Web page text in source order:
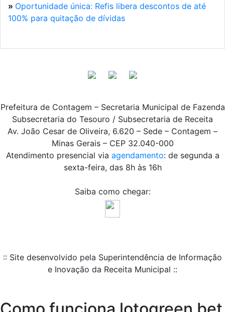
» Oportunidade única: Refis libera descontos de até
100% para quitação de dívidas
Prefeitura de Contagem – Secretaria Municipal de Fazenda
Subsecretaria do Tesouro / Subsecretaria de Receita
Av. João Cesar de Oliveira, 6.620 – Sede – Contagem –
Minas Gerais – CEP 32.040-000
Atendimento presencial via agendamento: de segunda a
sexta-feira, das 8h às 16h
Saiba como chegar:
:: Site desenvolvido pela Superintendência de Informação
e Inovação da Receita Municipal ::